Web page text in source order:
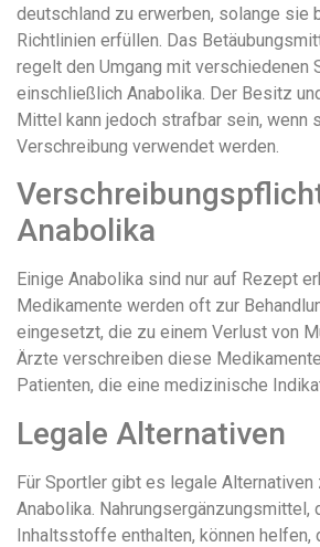
deutschland zu erwerben, solange sie
Richtlinien erfüllen. Das
regelt den Umgang mit verschiedenen
einschließlich Anabolika. Der Besitz
Mittel kann jedoch strafbar sein, wenn
Verschreibung verwendet werden.
Anabolika
Einige Anabolika sind nur auf Rezept
Medikamente werden oft zur
eingesetzt, die zu einem Verlust von
Ärzte verschreiben diese
Patienten, die eine medizinische
Legale Alternativen
Für Sportler gibt es legale
Anabolika. Nahrungsergänzungsmittel,
Inhaltsstoffe enthalten, können helfen,